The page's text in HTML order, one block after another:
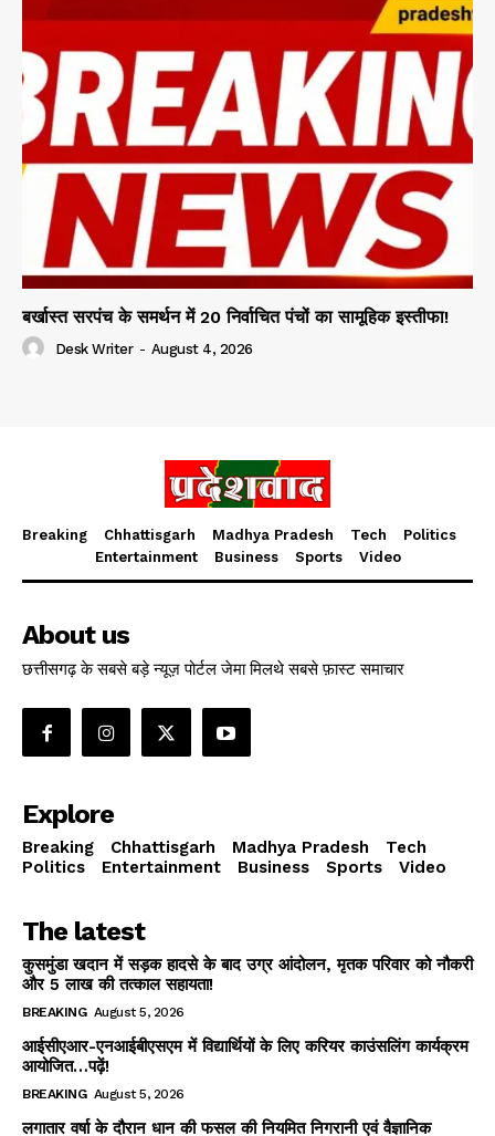
बर्खास्त सरपंच के समर्थन में 20 निर्वाचित पंचों का सामूहिक इस्तीफा!
Desk Writer - August 4, 2026
Breaking Chhattisgarh Madhya Pradesh Tech
Politics
Entertainment
Business Sports Video
About us
छत्तीसगढ़ के सबसे बड़े न्यूज़ पोर्टल जेमा मिलथे सबसे फ़ास्ट समाचार
Explore
Breaking Chhattisgarh Madhya Pradesh
Tech
Politics
Entertainment Business Sports Video
The latest
कुसमुंडा खदान में सड़क हादसे के बाद उग्र आंदोलन, मृतक परिवार को नौकरी
और 5 लाख की तत्काल सहायता!
BREAKING August 5, 2026
आईसीएआर-एनआईबीएसएम में विद्यार्थियों के लिए करियर काउंसलिंग कार्यक्रम
आयोजित…पढ़ें!
BREAKING August 5, 2026
लगातार वर्षा के दौरान धान की फसल की नियमित निगरानी एवं वैज्ञानिक